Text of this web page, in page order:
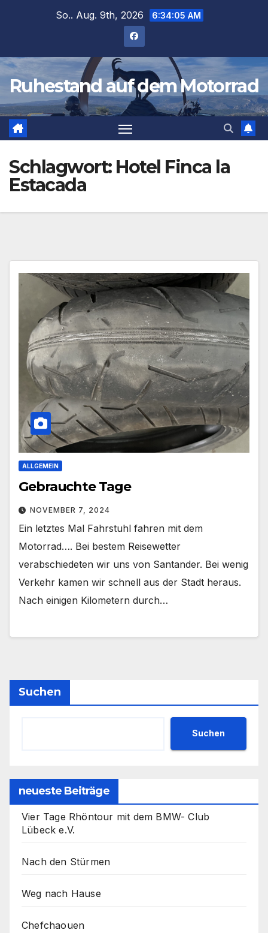
So.. Aug. 9th, 2026 6:34:05 AM
Ruhestand auf dem Motorrad
Schlagwort: Hotel Finca la
Estacada
ALLGEMEIN
Gebrauchte Tage
NOVEMBER 7, 2024
Ein letztes Mal Fahrstuhl fahren mit dem
Motorrad…. Bei bestem Reisewetter
verabschiedeten wir uns von Santander. Bei wenig
Verkehr kamen wir schnell aus der Stadt heraus.
Nach einigen Kilometern durch…
Suchen
Suchen
neueste Beiträge
Vier Tage Rhöntour mit dem BMW- Club
Lübeck e.V.
Nach den Stürmen
Weg nach Hause
Chefchaouen